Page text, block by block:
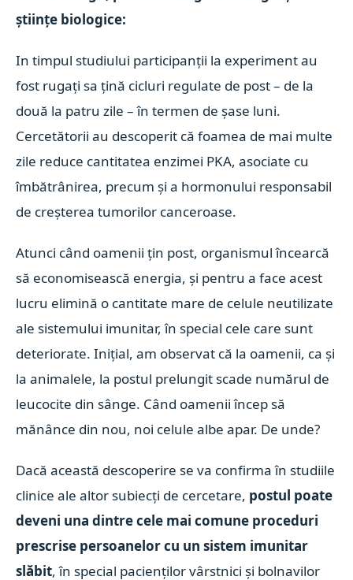
științe biologice:
In timpul studiului participanții la experiment au
fost rugați sa țină cicluri regulate de post – de la
două la patru zile – în termen de șase luni.
Cercetătorii au descoperit că foamea de mai multe
zile reduce cantitatea enzimei PKA, asociate cu
îmbătrânirea, precum și a hormonului responsabil
de creșterea tumorilor canceroase.
Atunci când oamenii țin post, organismul încearcă
să economisească energia, și pentru a face acest
lucru elimină o cantitate mare de celule neutilizate
ale sistemului imunitar, în special cele care sunt
deteriorate. Inițial, am observat că la oamenii, ca și
la animalele, la postul prelungit scade numărul de
leucocite din sânge. Când oamenii încep să
mănânce din nou, noi celule albe apar. De unde?
Dacă această descoperire se va confirma în studiile
clinice ale altor subiecți de cercetare, postul poate
deveni una dintre cele mai comune proceduri
prescrise persoanelor cu un sistem imunitar
slăbit, în special pacienților vârstnici și bolnavilor